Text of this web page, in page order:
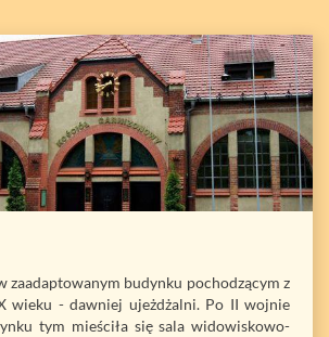
zaadaptowanym budynku pochodzącym z
wieku - dawniej ujeżdżalni. Po II wojnie
tym mieściła się sala widowiskowo-